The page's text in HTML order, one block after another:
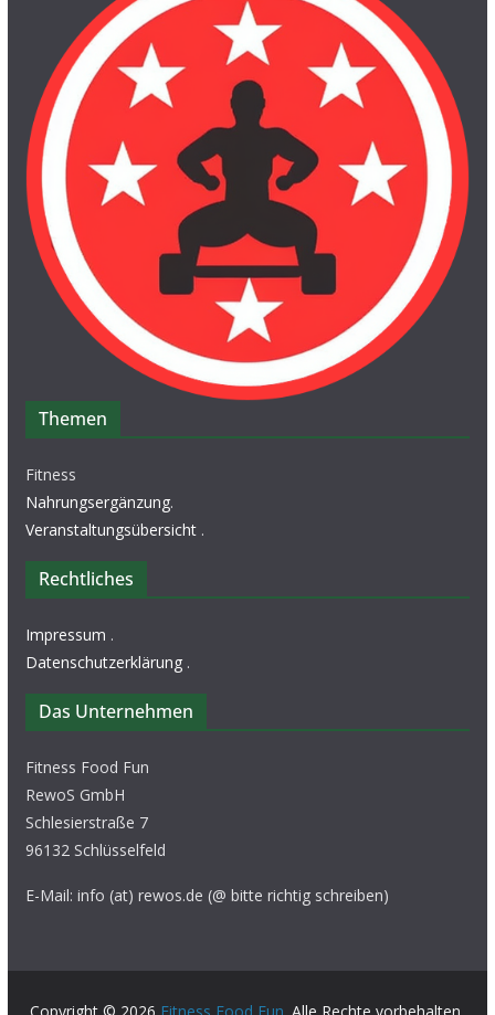
Themen
Fitness
Nahrungsergänzung.
Veranstaltungsübersicht.
Rechtliches
Impressum .
Datenschutzerklärung.
Das Unternehmen
Fitness Food Fun
RewoS GmbH
Schlesierstraße 7
96132 Schlüsselfeld
E-Mail: info (at) rewos.de (@ bitte richtig schreiben)